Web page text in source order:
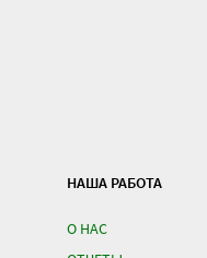
НАША РАБОТА
О НАС